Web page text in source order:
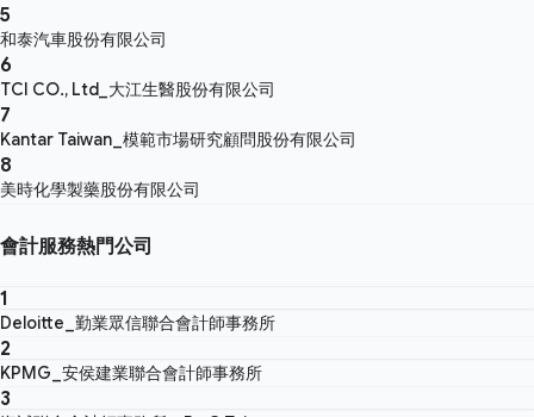
5
和泰汽車股份有限公司
6
TCI CO., Ltd_大江生醫股份有限公司
7
Kantar Taiwan_模範市場研究顧問股份有限公司
8
美時化學製藥股份有限公司
會計服務熱門公司
1
Deloitte_勤業眾信聯合會計師事務所
2
KPMG_安侯建業聯合會計師事務所
3